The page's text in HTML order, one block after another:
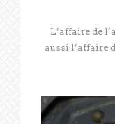
L’affaire de
aussi l’affaire